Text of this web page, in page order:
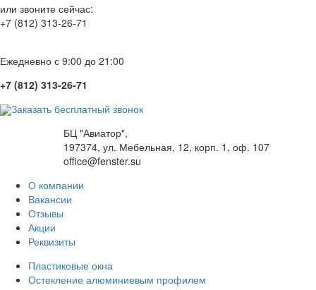
или звоните сейчас:
+7 (812) 313-26-71
Ежедневно с 9:00 до 21:00
+7 (812) 313-26-71
Заказать бесплатный звонок
БЦ "Авиатор",
197374, ул. Мебельная, 12, корп. 1, оф. 107
office@fenster.su
О компании
Вакансии
Отзывы
Акции
Реквизиты
Пластиковые окна
Остекление алюминиевым профилем